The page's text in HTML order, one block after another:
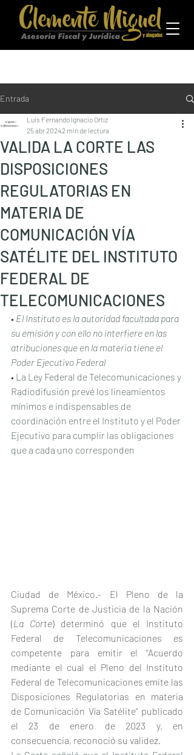
Entrada
VALIDA LA CORTE LAS
DISPOSICIONES
REGULATORIAS EN
MATERIA DE
COMUNICACIÓN VÍA
SATÉLITE DEL INSTITUTO
FEDERAL DE
TELECOMUNICACIONES
Luis Fernando Ignacio Ortiz
25 abr 20242 min de lectura
• El Instituto es la autoridad facultada para
su emisión y con ello no interfiere en las
atribuciones que en la materia tiene el
Poder Ejecutivo Federal
• La Ley Federal de Telecomunicaciones y
Radiodifusión prevé los lineamientos
mínimos e indispensables de
coordinación entre el Instituto y el Poder
Ejecutivo para cumplir las obligaciones
que a cada uno corresponden
Ciudad de México.- El Pleno de la
Suprema Corte de Justicia de la Nación
(La Corte) determinó que el Instituto
Federal de Telecomunicaciones es
competente para emitir el “Acuerdo
mediante el cual el Pleno del Instituto
Federal de Telecomunicaciones emite las
Disposiciones Regulatorias en materia
de Comunicación Vía Satélite” publicado
el 23 de enero de 2023 y, en
consecuencia, reconoció su validez.